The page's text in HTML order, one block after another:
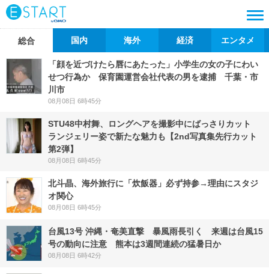
総合 国内 海外 経済 エンタメ
「顔を近づけたら唇にあたった」小学生の女の子にわい
せつ行為か 保育園運営会社代表の男を逮捕 千葉・市
川市
08月08日 6時45分
STU48中村舞、ロングヘアを撮影中にばっさりカット
ランジェリー姿で新たな魅力も【2nd写真集先行カット
第2弾】
08月08日 6時45分
北斗晶、海外旅行に「炊飯器」必ず持参→理由にスタジ
オ関心
08月08日 6時45分
台風13号 沖縄・奄美直撃 暴風雨長引く 来週は台風15
号の動向に注意 熊本は3週間連続の猛暑日か
08月08日 6時42分